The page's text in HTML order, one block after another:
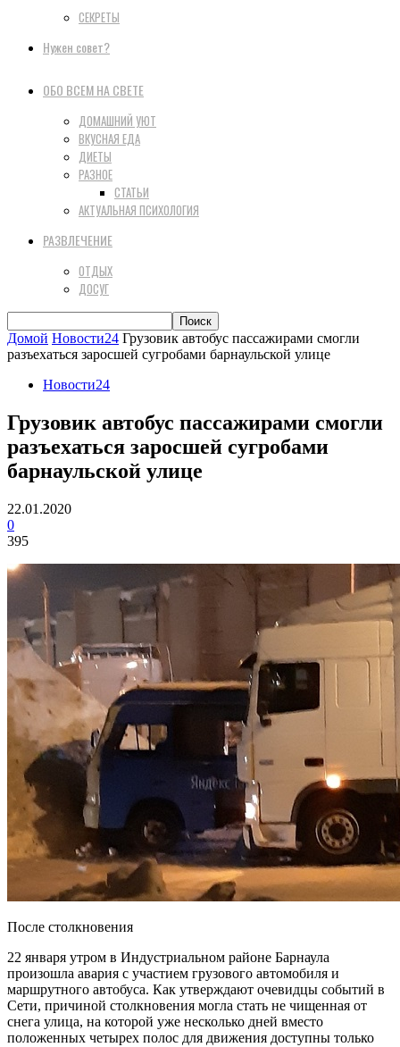
СЕКРЕТЫ
Нужен совет?
ОБО ВСЕМ НА СВЕТЕ
ДОМАШНИЙ УЮТ
ВКУСНАЯ ЕДА
ДИЕТЫ
РАЗНОЕ
СТАТЬИ
АКТУАЛЬНАЯ ПСИХОЛОГИЯ
РАЗВЛЕЧЕНИЕ
ОТДЫХ
ДОСУГ
Домой Новости24 Грузовик автобус пассажирами смогли
разъехаться заросшей сугробами барнаульской улице
Новости24
Грузовик автобус пассажирами смогли
разъехаться заросшей сугробами
барнаульской улице
22.01.2020
0
395
После столкновения
22 января утром в Индустриальном районе Барнаула
произошла авария с участием грузового автомобиля и
маршрутного автобуса. Как утверждают очевидцы событий в
Сети, причиной столкновения могла стать не чищенная от
снега улица, на которой уже несколько дней вместо
положенных четырех полос для движения доступны только